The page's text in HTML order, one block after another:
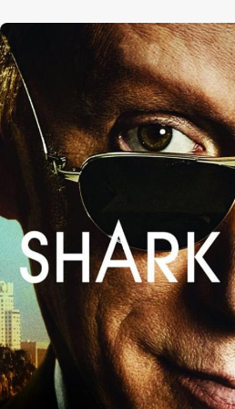
Johannes erfährt sie aus dem
bestürzende Wahrheit. Katie ist
Entwurzelung nicht vorbereitet,
für ihr Leben bedeutet. Sie fühlt
muss mit ansehen, wie das
kennt, in seine Bestandteile
gleichzeitig eine hoffnungsvolle